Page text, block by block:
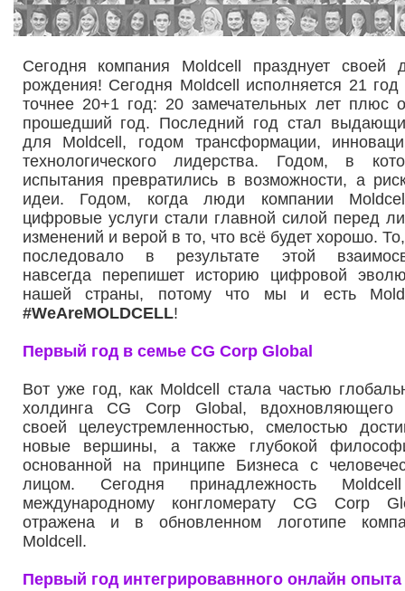
Сегодня компания Moldcell празднует своей
рождения! Сегодня Moldcell исполняется 21 год
точнее 20+1 год: 20 замечательных лет плюс
прошедший год. Последний год стал
для Moldcell, годом трансформации,
технологического лидерства. Годом, в
испытания превратились в возможности, а
идеи. Годом, когда люди компании
цифровые услуги стали главной силой перед
изменений и верой в то, что всё будет хорошо.
последовало в результате этой
навсегда перепишет историю цифровой
нашей страны, потому что мы и есть
#WeAreMOLDCELL!
Первый год в семье CG Corp Global
Вот уже год, как Moldcell стала частью
холдинга CG Corp Global, вдохновляющего
своей целеустремленностью, смелостью
новые вершины, а также глубокой
основанной на принципе Бизнеса с
лицом. Сегодня принадлежность
международному конгломерату CG Corp
отражена и в обновленном логотипе
Moldcell.
Первый год интегрировавнного онлайн опыта